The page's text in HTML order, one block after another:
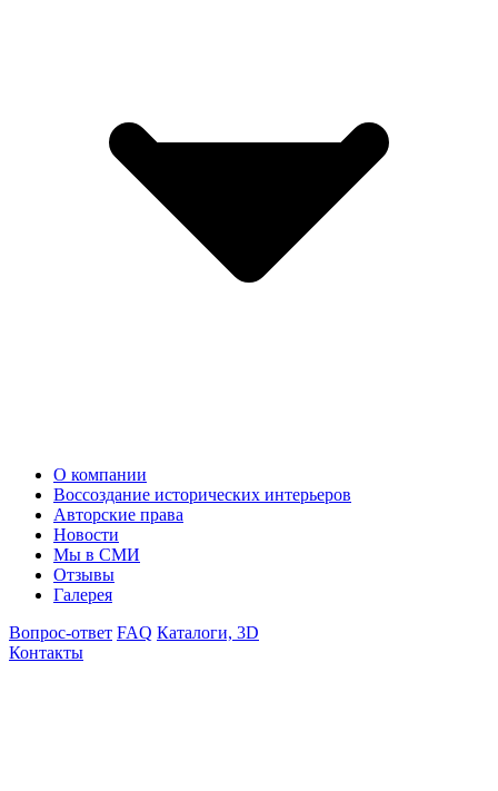
О компании
Воссоздание исторических интерьеров
Авторские права
Новости
Мы в СМИ
Отзывы
Галерея
Вопрос-ответ FAQ Каталоги, 3D
Контакты